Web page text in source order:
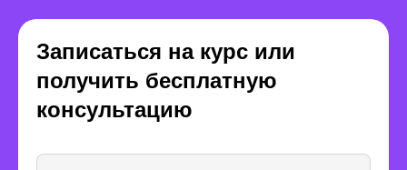
Записаться на курс или
получить бесплатную
консультацию
Получите все
нужные навыки